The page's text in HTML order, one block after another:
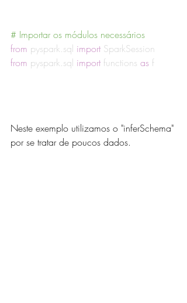
# Importar os módulos necessários
from pyspark.sql import SparkSession
from pyspark.sql import functions as f
Neste exemplo utilizamos o "inferSchema"
por se tratar de poucos dados.